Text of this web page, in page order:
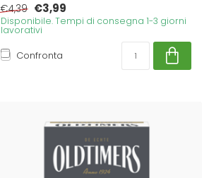
€4,39 €3,99
Disponibile. Tempi di consegna 1-3 giorni
lavorativi
Confronta